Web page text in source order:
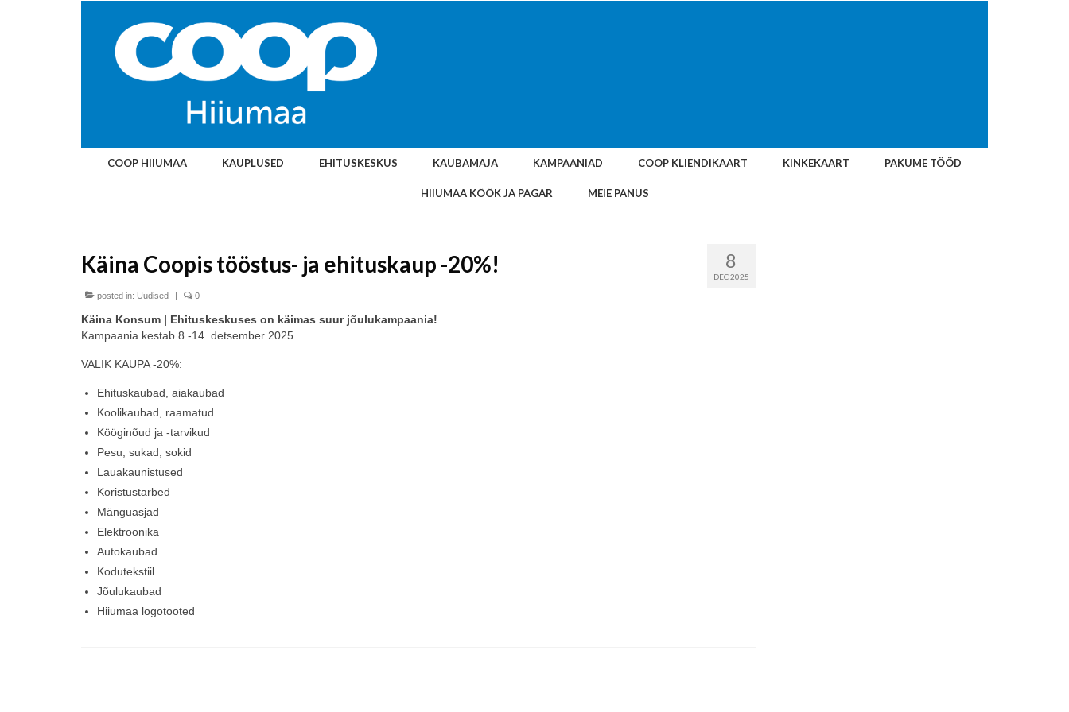
COOP HIIUMAA KAUPLUSED EHITUSKESKUS KAUBAMAJA KAMPAANIAD COOP KLIENDIKAART KINKEKAART PAKUME TÖÖD
HIIUMAA KÖÖK JA PAGAR MEIE PANUS
8
DEC 2025
Käina Coopis tööstus- ja ehituskaup -20%!
posted in: Uudised | 0
Käina Konsum | Ehituskeskuses on käimas suur jõulukampaania!
Kampaania kestab 8.-14. detsember 2025
VALIK KAUPA -20%:
Ehituskaubad, aiakaubad
Koolikaubad, raamatud
Kööginõud ja -tarvikud
Pesu, sukad, sokid
Lauakaunistused
Koristustarbed
Mänguasjad
Elektroonika
Autokaubad
Kodutekstiil
Jõulukaubad
Hiiumaa logotooted